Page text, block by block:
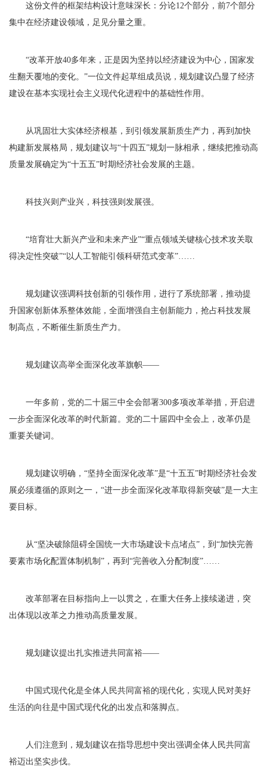
这份文件的框架结构设计意味深长：分论12个部分，前7个部分
集中在经济建设领域，足见分量之重。
“改革开放40多年来，正是因为坚持以经济建设为中心，国家发
生翻天覆地的变化。”一位文件起草组成员说，规划建议凸显了经济
建设在基本实现社会主义现代化进程中的基础性作用。
从巩固壮大实体经济根基，到引领发展新质生产力，再到加快
构建新发展格局，规划建议与“十四五”规划一脉相承，继续把推动高
质量发展确定为“十五五”时期经济社会发展的主题。
科技兴则产业兴，科技强则发展强。
“培育壮大新兴产业和未来产业”“重点领域关键核心技术攻关取
得决定性突破”“以人工智能引领科研范式变革”……
规划建议强调科技创新的引领作用，进行了系统部署，推动提
升国家创新体系整体效能，全面增强自主创新能力，抢占科技发展
制高点，不断催生新质生产力。
规划建议高举全面深化改革旗帜——
一年多前，党的二十届三中全会部署300多项改革举措，开启进
一步全面深化改革的时代新篇。党的二十届四中全会上，改革仍是
重要关键词。
规划建议明确，“坚持全面深化改革”是“十五五”时期经济社会发
展必须遵循的原则之一，“进一步全面深化改革取得新突破”是一大主
要目标。
从“坚决破除阻碍全国统一大市场建设卡点堵点”，到“加快完善
要素市场化配置体制机制”，再到“完善收入分配制度”……
改革部署在目标指向上一以贯之，在重大任务上接续递进，突
出体现以改革之力推动高质量发展。
规划建议提出扎实推进共同富裕——
中国式现代化是全体人民共同富裕的现代化，实现人民对美好
生活的向往是中国式现代化的出发点和落脚点。
人们注意到，规划建议在指导思想中突出强调全体人民共同富
裕迈出坚实步伐。